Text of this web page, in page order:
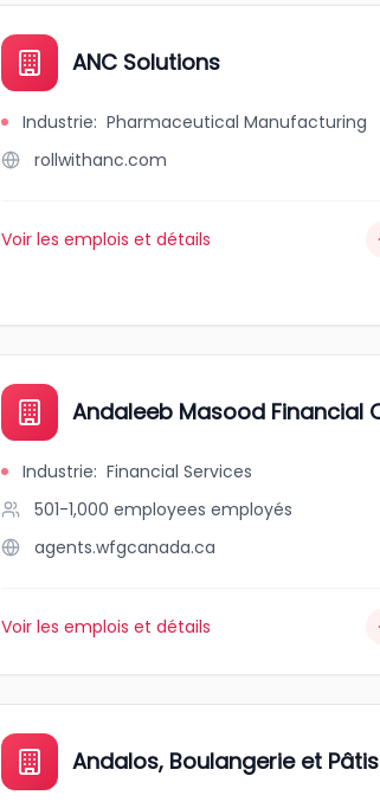
ANC Solutions
Industrie: Pharmaceutical Manufacturing
rollwithanc.com
Voir les emplois et détails
Andaleeb Masood Financial
Industrie: Financial Services
501-1,000 employees employés
agents.wfgcanada.ca
Voir les emplois et détails
Andalos, Boulangerie et